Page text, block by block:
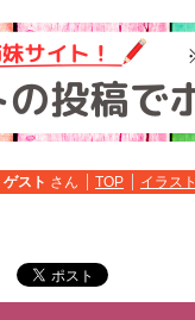
ゲスト さん TOP イラスト